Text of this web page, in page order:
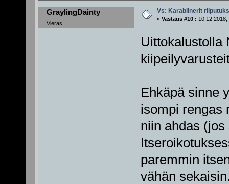
GraylingDainty
Vieras
Vs: Karabiinerit
« Vastaus #10 : 10.12.2018,
Uittokalustolla
Ehkäpä sinne
isompi rengas
niin ahdas
paremmin
vähän